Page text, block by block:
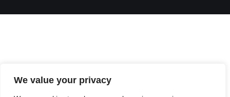
We value your privacy